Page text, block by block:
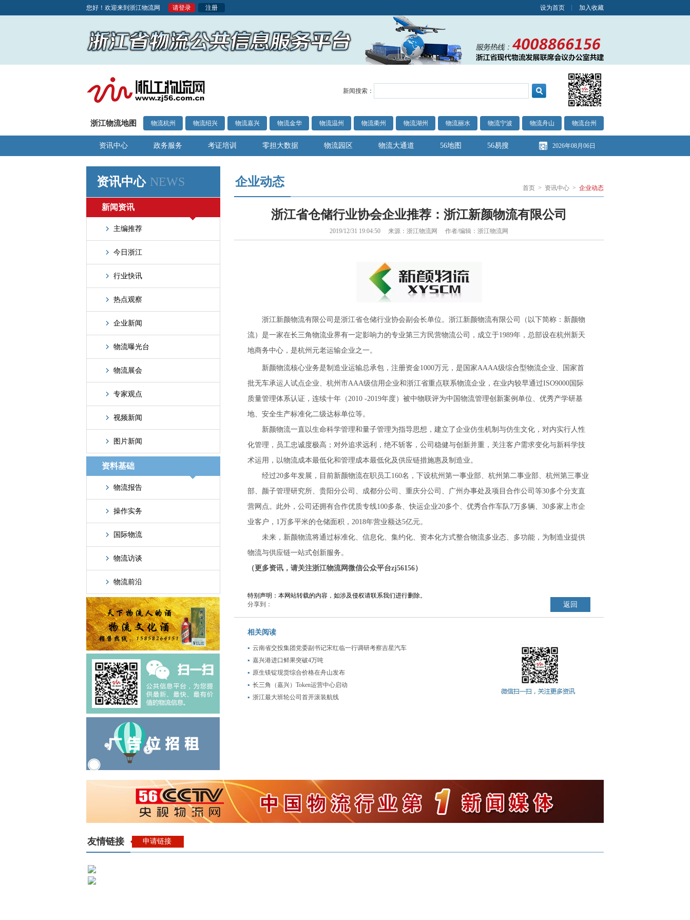
您好！欢迎来到浙江物流网 请登录 注册 设为首页 加入收藏
新闻搜索：
浙江物流地图 物流杭州 物流绍兴 物流嘉兴 物流金华 物流温州 物流衢州 物流湖州 物流丽水 物流宁波 物流舟山 物流台州
资讯中心 政务服务 考证培训 零担大数据 物流园区 物流大通道 56地图 56易搜 2026年08月06日
资讯中心 NEWS
新闻资讯
主编推荐
今日浙江
行业快讯
热点观察
企业新闻
物流曝光台
物流展会
专家观点
视频新闻
图片新闻
资料基础
物流报告
操作实务
国际物流
物流访谈
物流前沿
企业动态 首页 > 资讯中心 > 企业动态
浙江省仓储行业协会企业推荐：浙江新颜物流有限公司
2019/12/31 19:04:50 来源：浙江物流网 作者/编辑：浙江物流网
浙江新颜物流有限公司是浙江省仓储行业协会副会长单位。浙江新颜物流有限公司（以下简称：新颜物
流）是一家在长三角物流业界有一定影响力的专业第三方民营物流公司，成立于1989年，总部设在杭州新天
地商务中心，是杭州元老运输企业之一。
新颜物流核心业务是制造业运输总承包，注册资金1000万元，是国家AAAA级综合型物流企业、国家首
批无车承运人试点企业、杭州市AAA级信用企业和浙江省重点联系物流企业，在业内较早通过ISO9000国际
质量管理体系认证，连续十年（2010 -2019年度）被中物联评为中国物流管理创新案例单位、优秀产学研基
地、安全生产标准化二级达标单位等。
新颜物流一直以生命科学管理和量子管理为指导思想，建立了企业仿生机制与仿生文化，对内实行人性
化管理，员工忠诚度极高；对外追求远利，绝不斩客，公司稳健与创新并重，关注客户需求变化与新科学技
术运用，以物流成本最低化和管理成本最低化及供应链措施惠及制造业。
经过20多年发展，目前新颜物流在职员工160名，下设杭州第一事业部、杭州第二事业部、杭州第三事业
部、颜子管理研究所、贵阳分公司、成都分公司、重庆分公司、广州办事处及项目合作公司等30多个分支直
营网点。此外，公司还拥有合作优质专线100多条、快运企业20多个、优秀合作车队7万多辆、30多家上市企
业客户，1万多平米的仓储面积，2018年营业额达5亿元。
未来，新颜物流将通过标准化、信息化、集约化、资本化方式整合物流多业态、多功能，为制造业提供
物流与供应链一站式创新服务。
（更多资讯，请关注浙江物流网微信公众平台zj56156）
特别声明：本网站转载的内容，如涉及侵权请联系我们进行删除。
分享到：
返回
相关阅读
云南省交投集团党委副书记宋红临一行调研考察吉星汽车
嘉兴港进口鲜果突破4万吨
原生镁锭现货综合价格在舟山发布
长三角（嘉兴）Token运营中心启动
浙江最大班轮公司首开滚装航线
友情链接 申请链接